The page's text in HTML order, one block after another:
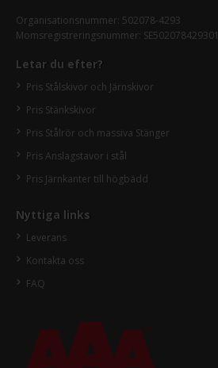
Organisationsnummer: 502078-4293
Momsregistreringsnummer: SE502078429301
Letar du efter?
Pris Stålskivor och Järnskivor
Pris Stänkskivor
Pris Stålrör och massiva Stänger
Pris Anslagstavor i stål
Pris Järnkanter till högbädd
Nyttiga links
Leverans
Kontakta oss
FAQ